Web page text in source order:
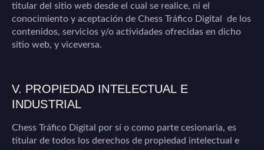
titular del sitio web desde el cual se realice, ni el
conocimiento y aceptación de Chess Tráfico Digital
de los
contenidos, servicios y/o actividades ofrecidas en dicho
sitio web, y viceversa.
V. PROPIEDAD INTELECTUAL E
INDUSTRIAL
Chess Tráfico Digital
por sí o como parte cesionaria, es
titular de todos los derechos de propiedad intelectual e